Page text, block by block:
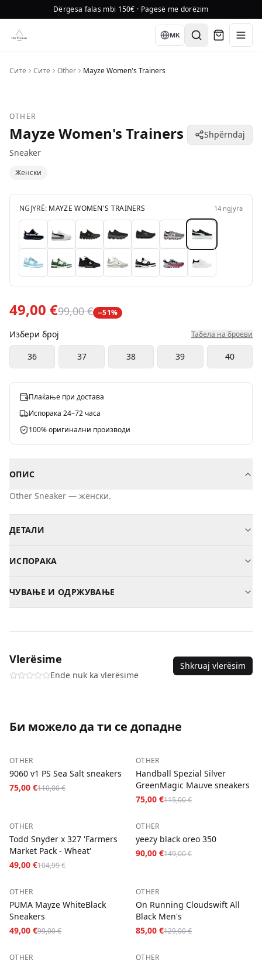
Dërgesa falas mbi 150€ · Pagesë me dorëzim
Language
MK
Сите Сите Other Mayze Women's Trainers
OTHER
Mayze Women's Trainers
Shpërndaj
Sneaker
Женски
NGJYRË: MAYZE WOMEN'S TRAINERS 14 ngjyra
49,00 €99,00 € −51%
Избери број Табела на броеви
36 37 38 39 40
Плаќање при достава
Испорака 24–72 часа
100% оригинални производи
ОПИС
Other Sneaker — женски.
ДЕТАЛИ
Модел
Квалитетна кожа / текстил
ИСПОРАКА
Албанија — 3-5 дена—5,00 €
ЧУВАЊЕ И ОДРЖУВАЊЕ
Vlerësime
Ende nuk ka vlerësime
Shkruaj vlerësim
Би можело да ти се допадне
−32%
OTHER
9060 v1 PS Sea Salt sneakers
75,00 €110,00 €
−35%
OTHER
Handball Spezial Silver
GreenMagic Mauve sneakers
75,00 €115,00 €
−53%
OTHER
Todd Snyder x 327 'Farmers
Market Pack - Wheat'
49,00 €104,99 €
−40%
OTHER
yeezy black oreo 350
90,00 €149,00 €
−51%
OTHER
PUMA Mayze WhiteBlack
Sneakers
49,00 €99,00 €
−34%
OTHER
On Running Cloudswift All
Black Men's
85,00 €129,00 €
−39%
OTHER −34%
OTHER